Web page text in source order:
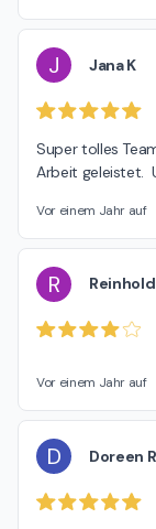
J Jana K
Super tolles
Arbeit geleistet.
Vor einem Jahr auf
R
Vor einem Jahr auf
D Doreen R